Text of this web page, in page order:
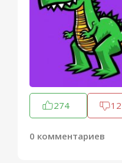
274
0 комментариев